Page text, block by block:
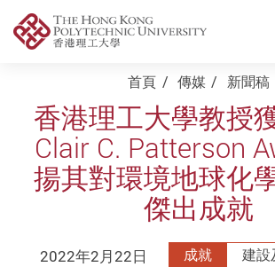
Start main content首頁 傳媒 新聞稿
香港理工大學教授
Clair C. Patterson
揚其對環境地球化
傑出成就
2022年2月22日 成就 建設